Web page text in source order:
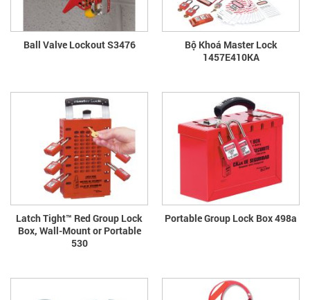
Ball Valve Lockout S3476
Bộ Khoá Master Lock
1457E410KA
Latch Tight™ Red Group Lock
Box, Wall-Mount or Portable
530
Portable Group Lock Box 498a